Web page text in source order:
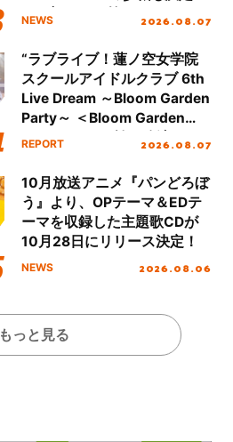
し、初となる第3ステージの
NEWS 2026.08.07
“ラブライブ！蓮ノ空女学院
スクールアイドルクラブ 6th
Live Dream ～Bloom Garden
Party～ ＜Bloom Garden
Party Stage／埼玉公演＞”
REPORT 2026.08.07
10月放送アニメ『パンどろぼ
う』より、OPテーマ＆EDテ
ーマを収録した主題歌CDが
10月28日にリリース決定！
NEWS 2026.08.06
もっと見る